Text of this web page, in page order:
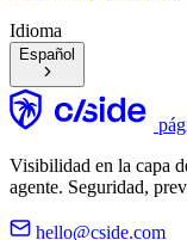
Idioma
Español
Visibilidad en la capa
agente. Seguridad,
hello@cside.com